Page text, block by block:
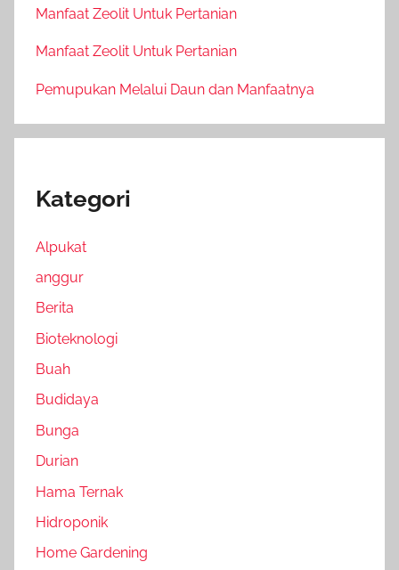
Manfaat Zeolit Untuk Pertanian
Manfaat Zeolit Untuk Pertanian
Pemupukan Melalui Daun dan Manfaatnya
Kategori
Alpukat
anggur
Berita
Bioteknologi
Buah
Budidaya
Bunga
Durian
Hama Ternak
Hidroponik
Home Gardening